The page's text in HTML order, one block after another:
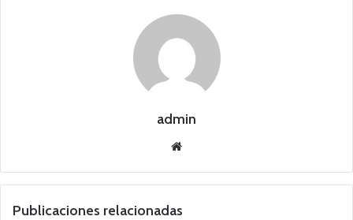
admin
we
Publicaciones relacionadas